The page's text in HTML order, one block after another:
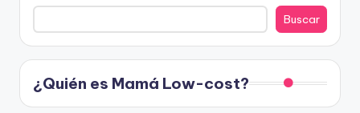
Buscar
¿Quién es Mamá Low-cost?